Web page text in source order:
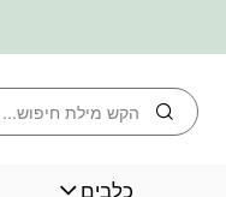
חיפוש
כלבים